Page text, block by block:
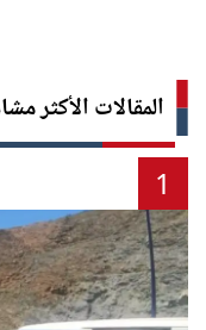
المقالات الأكثر
1